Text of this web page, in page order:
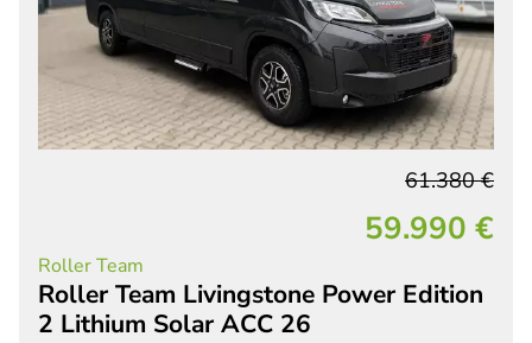
Roller Team
Roller Team Livingstone Power Edition
2 Lithium Solar ACC 26
59.990 €
61.380 €